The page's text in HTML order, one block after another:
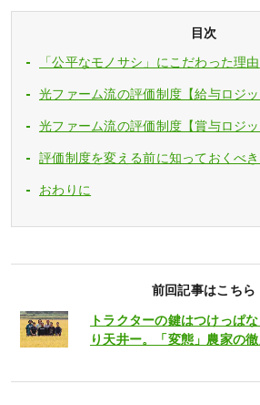
目次
「公平なモノサシ」にこだわった理由
光ファーム流の評価制度【給与ロジッ
光ファーム流の評価制度【賞与ロジッ
評価制度を変える前に知っておくべ
おわりに
前回記事はこちら
トラクターの鍵はつけっぱ
り天井ー。「変態」農家の